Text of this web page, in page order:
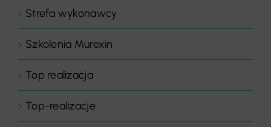
Strefa wykonawcy
Szkolenia Murexin
Top realizacja
Top-realizacje